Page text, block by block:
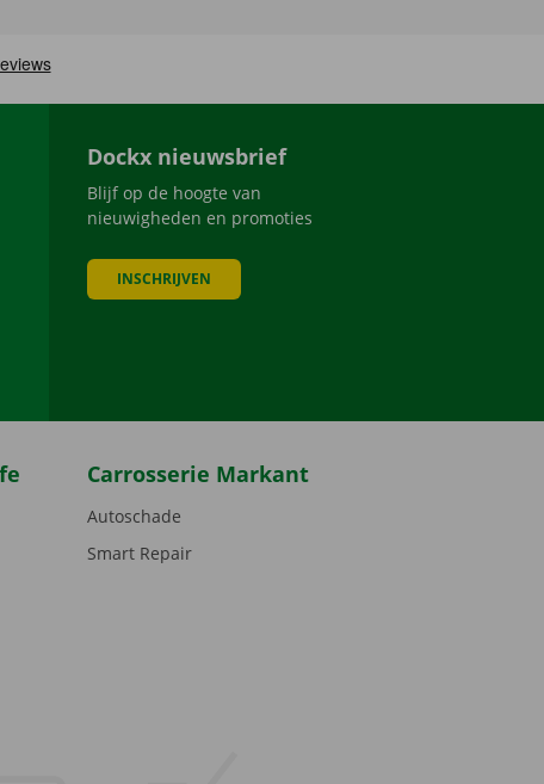
Dockx nieuwsbrief
Blijf op de hoogte van
nieuwigheden en promoties
INSCHRIJVEN
Carrosserie Markant
Autoschade
Smart Repair